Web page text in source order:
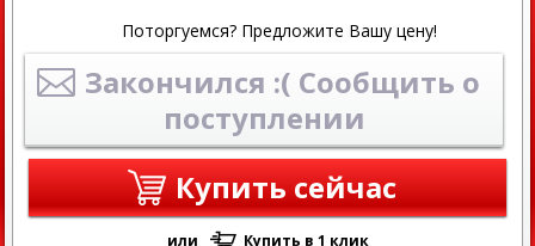
Поторгуемся? Предложите Вашу цену!
Закончился :( Сообщить о
поступлении
Купить сейчас
или Купить в 1 клик